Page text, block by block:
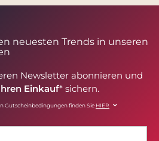
neuesten Trends in unseren
Newsletter abonnieren und
Einkauf* sichern.
Gutscheinbedingungen finden Sie HIER